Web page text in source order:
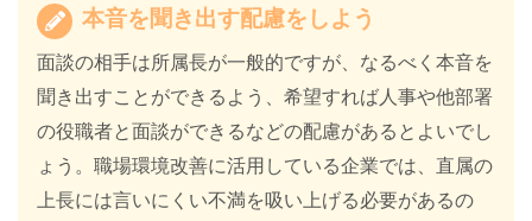
本音を聞き出す配慮をしよう
面談の相手は所属長が一般的ですが、なるべく本音を
聞き出すことができるよう、希望すれば人事や他部署
の役職者と面談ができるなどの配慮があるとよいでし
ょう。職場環境改善に活用している企業では、直属の
上長には言いにくい不満を吸い上げる必要があるの